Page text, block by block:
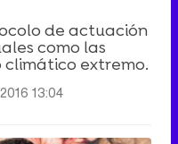
de actuación
como las
climático extremo.
13:04